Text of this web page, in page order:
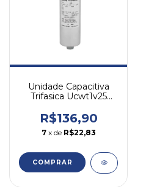
Unidade Capacitiva
Trifasica Ucwt1v25
R$136,90
7 x de R$22,83
COMPRAR